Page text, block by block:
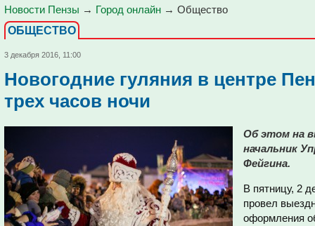
Новости Пензы → Город онлайн → Общество
ОБЩЕСТВО
3 декабря 2016, 11:00
Новогодние гуляния в центре
трех часов ночи
Об этом на
начальник
Фейгина.
В пятницу, 2
провел
оформления